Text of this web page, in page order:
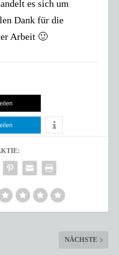
es sich um
Dank für die
Arbeit 🙂
NÄCHSTE